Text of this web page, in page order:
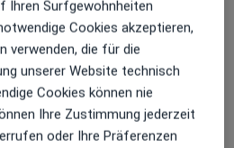
Trechow
Ihren Surfgewohnheiten
Cookies akzeptieren,
verwenden, die für die
unserer Website technisch
Cookies können nie
Ihre Zustimmung jederzeit
oder Ihre Präferenzen